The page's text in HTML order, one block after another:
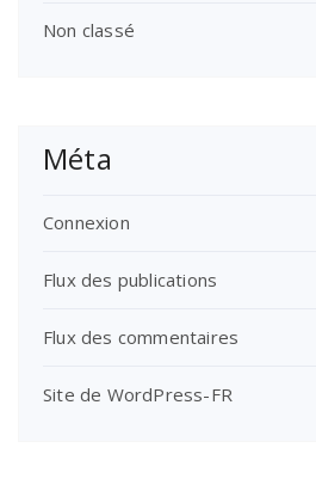
Non classé
Méta
Connexion
Flux des publications
Flux des commentaires
Site de WordPress-FR